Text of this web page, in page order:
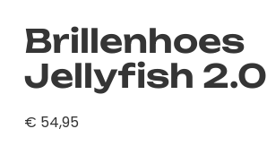
Brillenhoes
Jellyfish 2.0
€ 54,95